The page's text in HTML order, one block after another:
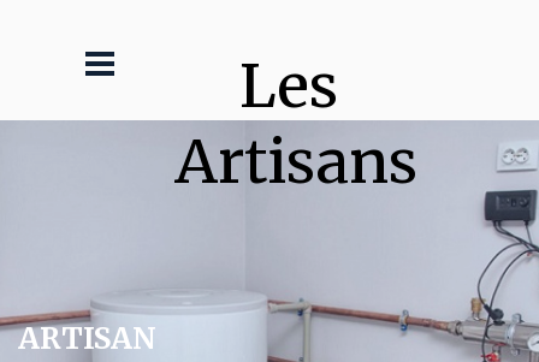
Les
Artisans
ARTISAN